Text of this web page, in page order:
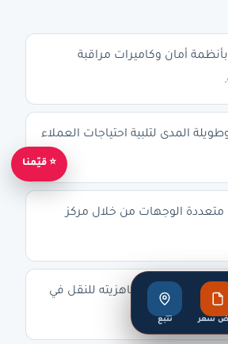
أمان وكاميرات مراقبة
المدى لتلبية احتياجات العملاء
متعددة الوجهات من خلال مركز
وضمان جاهزيته للنقل في
سعر تتبع
⭐ قيّمنا